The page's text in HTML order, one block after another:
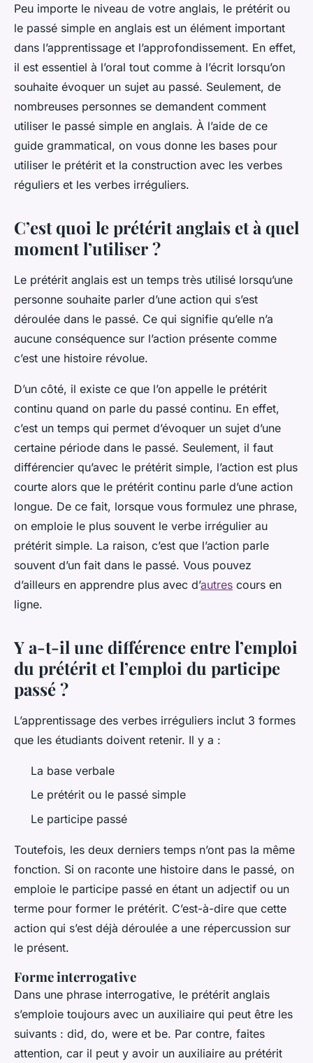
Peu importe le niveau de votre anglais, le prétérit ou
le passé simple en anglais est un élément important
dans l’apprentissage et l’approfondissement. En effet,
il est essentiel à l’oral tout comme à l’écrit lorsqu’on
souhaite évoquer un sujet au passé. Seulement, de
nombreuses personnes se demandent comment
utiliser le passé simple en anglais. À l’aide de ce
guide grammatical, on vous donne les bases pour
utiliser le prétérit et la construction avec les verbes
réguliers et les verbes irréguliers.
C’est quoi le prétérit anglais et à quel
moment l’utiliser ?
Le prétérit anglais est un temps très utilisé lorsqu’une
personne souhaite parler d’une action qui s’est
déroulée dans le passé. Ce qui signifie qu’elle n’a
aucune conséquence sur l’action présente comme
c’est une histoire révolue.
D’un côté, il existe ce que l’on appelle le prétérit
continu quand on parle du passé continu. En effet,
c’est un temps qui permet d’évoquer un sujet d’une
certaine période dans le passé. Seulement, il faut
différencier qu’avec le prétérit simple, l’action est plus
courte alors que le prétérit continu parle d’une action
longue. De ce fait, lorsque vous formulez une phrase,
on emploie le plus souvent le verbe irrégulier au
prétérit simple. La raison, c’est que l’action parle
souvent d’un fait dans le passé. Vous pouvez
d’ailleurs en apprendre plus avec d’autres cours en
ligne.
Y a-t-il une différence entre l’emploi
du prétérit et l’emploi du participe
passé ?
L’apprentissage des verbes irréguliers inclut 3 formes
que les étudiants doivent retenir. Il y a :
La base verbale
Le prétérit ou le passé simple
Le participe passé
Toutefois, les deux derniers temps n’ont pas la même
fonction. Si on raconte une histoire dans le passé, on
emploie le participe passé en étant un adjectif ou un
terme pour former le prétérit. C’est-à-dire que cette
action qui s’est déjà déroulée a une répercussion sur
le présent.
Forme interrogative
Dans une phrase interrogative, le prétérit anglais
s’emploie toujours avec un auxiliaire qui peut être les
suivants : did, do, were et be. Par contre, faites
attention, car il peut y avoir un auxiliaire au prétérit